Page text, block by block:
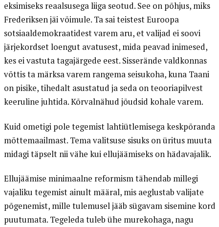
eksimiseks reaalsusega liiga seotud. See on põhjus, miks
Frederiksen jäi võimule. Ta sai teistest Euroopa
sotsiaaldemokraatidest varem aru, et valijad ei soovi
järjekordset loengut avatusest, mida peavad inimesed,
kes ei vastuta tagajärgede eest. Sisserände valdkonnas
võttis ta märksa varem rangema seisukoha, kuna Taani
on pisike, tihedalt asustatud ja seda on teooriapilvest
keeruline juhtida. Kõrvalnähud jõudsid kohale varem.
Kuid ometigi pole tegemist lahtiütlemisega keskpõranda
mõttemaailmast. Tema valitsuse sisuks on üritus muuta
midagi täpselt nii vähe kui ellujäämiseks on hädavajalik.
Ellujäämise minimaalne reformism tähendab millegi
vajaliku tegemist ainult määral, mis aeglustab valijate
põgenemist, mille tulemusel jääb sügavam sisemine kord
puutumata. Tegeleda tuleb ühe murekohaga, nagu